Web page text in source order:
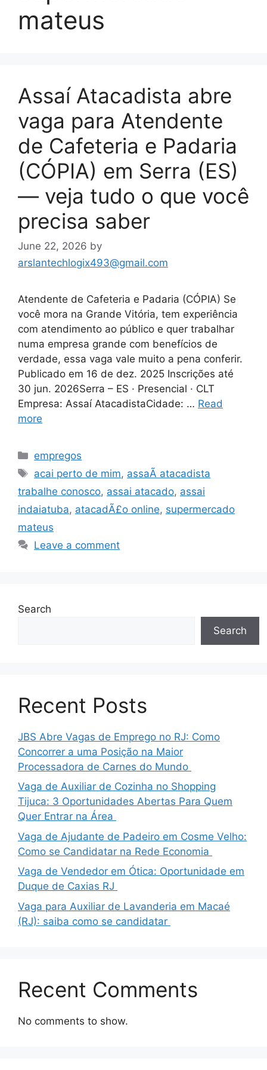
mateus
Assaí Atacadista abre
vaga para Atendente
de Cafeteria e Padaria
(CÓPIA) em Serra (ES)
— veja tudo o que você
precisa saber
June 22, 2026 by
arslantechlogix493@gmail.com
Atendente de Cafeteria e Padaria (CÓPIA) Se
você mora na Grande Vitória, tem experiência
com atendimento ao público e quer trabalhar
numa empresa grande com benefícios de
verdade, essa vaga vale muito a pena conferir.
Publicado em 16 de dez. 2025 Inscrições até
30 jun. 2026Serra – ES · Presencial · CLT
Empresa: Assaí AtacadistaCidade: … Read
more
Categories
empregos
Tags
acai perto de mim, assaÃ­ atacadista
trabalhe conosco, assai atacado, assai
indaiatuba, atacadÃ£o online, supermercado
mateus
Leave a comment
Search
Search
Recent Posts
JBS Abre Vagas de Emprego no RJ: Como
Concorrer a uma Posição na Maior
Processadora de Carnes do Mundo
Vaga de Auxiliar de Cozinha no Shopping
Tijuca: 3 Oportunidades Abertas Para Quem
Quer Entrar na Área
Vaga de Ajudante de Padeiro em Cosme Velho:
Como se Candidatar na Rede Economia
Vaga de Vendedor em Ótica: Oportunidade em
Duque de Caxias RJ
Vaga para Auxiliar de Lavanderia em Macaé
(RJ): saiba como se candidatar
Recent Comments
No comments to show.